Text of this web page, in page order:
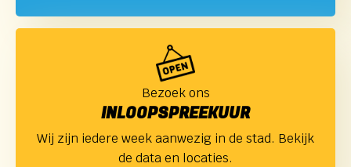
Bezoek ons
INLOOPSPREEKUUR
Wij zijn iedere week aanwezig in de stad. Bekijk
de data en locaties.